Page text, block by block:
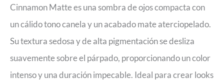
Cinnamon Matte es una sombra de ojos compacta con
un cálido tono canela y un acabado mate aterciopelado.
Su textura sedosa y de alta pigmentación se desliza
suavemente sobre el párpado, proporcionando un color
intenso y una duración impecable. Ideal para crear looks